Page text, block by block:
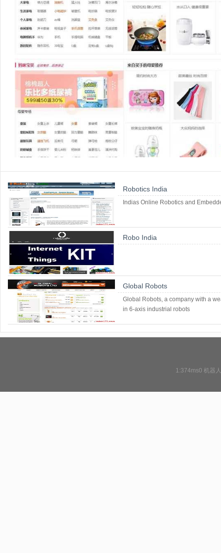
Robotics India
Indias Online Robotics and
Robo India
Global Robots
Global Robots, a company with a
in 6-axis industrial robots
1:374ms0 机器